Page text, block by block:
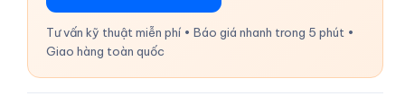
Tư vấn kỹ thuật miễn phí • Báo giá nhanh trong 5 phút •
Giao hàng toàn quốc